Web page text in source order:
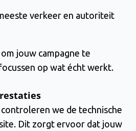
verkeer en autoriteit
jouw campagne te
op wat écht werkt.
we de technische
Dit zorgt ervoor dat jouw